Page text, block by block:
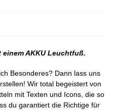
AKKU Leuchtfuß.
Besonderes? Dann lass uns
Wir total begeistert von
mit Texten und Icons, die so
du garantiert die Richtige für